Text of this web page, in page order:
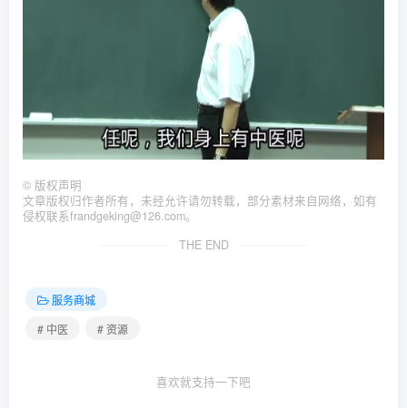
© 版权声明
文章版权归作者所有，未经允许请勿转载，部分素材来自网络，如有
侵权联系frandgeking@126.com。
THE END
服务商城
# 中医
# 资源
喜欢就支持一下吧